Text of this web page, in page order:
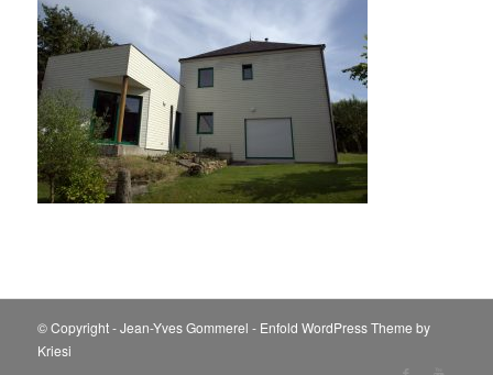
© Copyright - Jean-Yves Gommerel - Enfold WordPress Theme by
Kriesi